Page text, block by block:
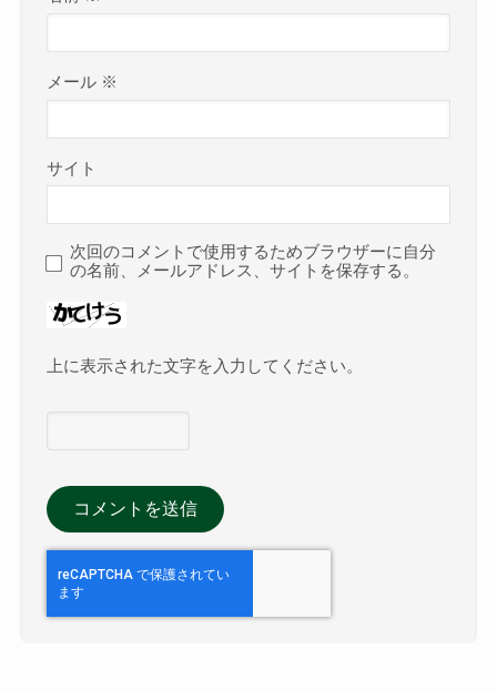
メール ※
サイト
次回のコメントで使用するためブラウザーに自分
の名前、メールアドレス、サイトを保存する。
上に表示された文字を入力してください。